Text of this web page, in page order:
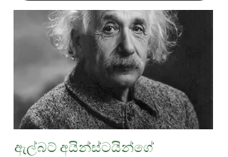
ඇල්බට් අයින්ස්ටයින්ගේ